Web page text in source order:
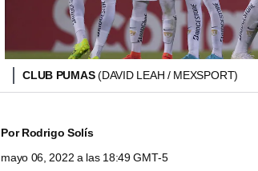
CLUB PUMAS(DAVID LEAH / MEXSPORT)
PorRodrigo Solís
mayo 06, 2022 a las 18:49 GMT-5